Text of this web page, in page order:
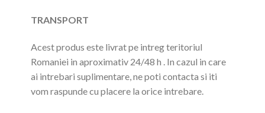
TRANSPORT
Acest produs este livrat pe intreg teritoriul
Romaniei in aproximativ 24/48 h . In cazul in care
ai intrebari suplimentare, ne poti contacta si iti
vom raspunde cu placere la orice intrebare.